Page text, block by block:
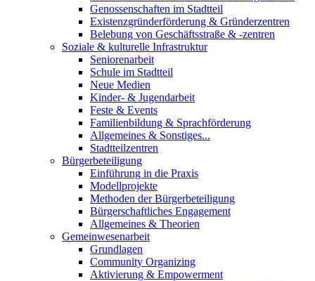
Genossenschaften im Stadtteil
Existenzgründerförderung & Gründerzentren
Belebung von Geschäftsstraße & -zentren
Soziale & kulturelle Infrastruktur
Seniorenarbeit
Schule im Stadtteil
Neue Medien
Kinder- & Jugendarbeit
Feste & Events
Familienbildung & Sprachförderung
Allgemeines & Sonstiges...
Stadtteilzentren
Bürgerbeteiligung
Einführung in die Praxis
Modellprojekte
Methoden der Bürgerbeteiligung
Bürgerschaftliches Engagement
Allgemeines & Theorien
Gemeinwesenarbeit
Grundlagen
Community Organizing
Aktivierung & Empowerment